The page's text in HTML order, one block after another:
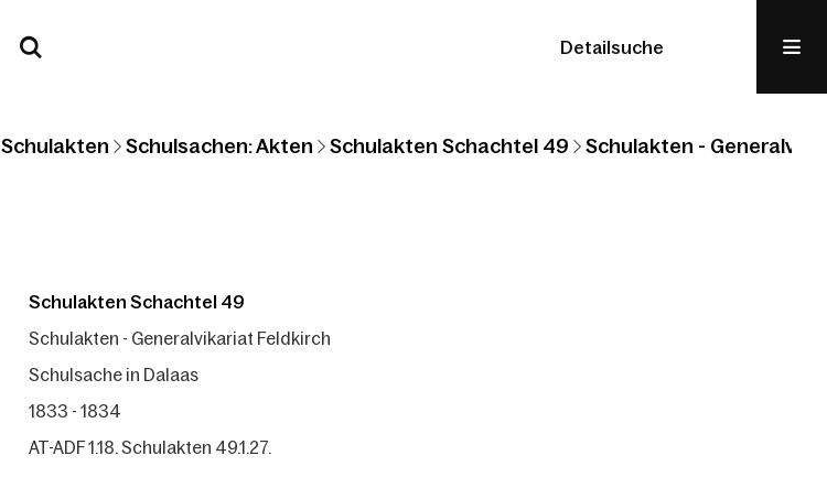
Detailsuche
Schulakten Schulsachen: Akten Schulakten Schachtel 49 Schulakten -
Schulakten Schachtel 49
Schulakten - Generalvikariat Feldkirch
Schulsache in Dalaas
1833 - 1834
AT-ADF 1.18. Schulakten 49.1.27.